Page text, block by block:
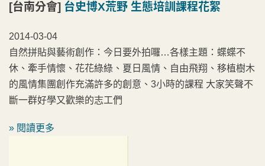
[台南分會] 台史博X荒野 生態培訓課程花絮
2014-03-04
自然拼貼與藝術創作：今日要外拍囉…各樣主題：蝶蝶不
休、牽手情懷、花花綠綠、夏日風情、自由飛翔、移植樹木
的風情集團創作充滿許多的創意、3小時的課程 大家笑聲不
斷一群好學又歡樂的志工們
» 閱讀更多